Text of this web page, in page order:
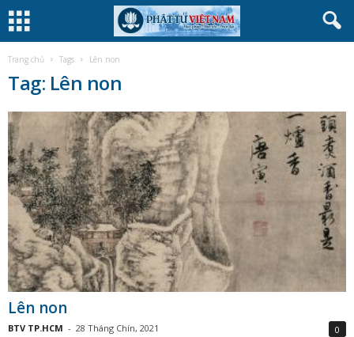
Trang chủ Tags Lên non
Tag: Lên non
Lên non
BTV TP.HCM - 28 Tháng Chín, 2021 0